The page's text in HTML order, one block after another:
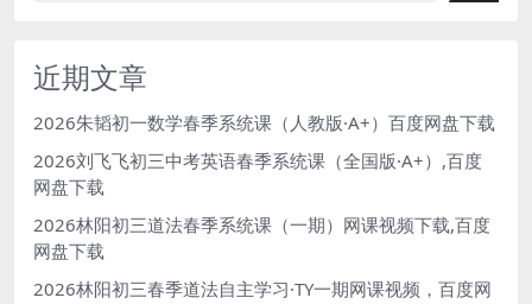
近期文章
2026朱韬初一数学春季系统课（人教版·A+）百度网盘下载
2026刘飞飞初三中考英语春季系统课（全国版·A+）,百度
网盘下载
2026林阳初三道法春季系统课（一期）网课视频下载,百度
网盘下载
2026林阳初三春季道法自主学习·TY一期网课视频，百度网